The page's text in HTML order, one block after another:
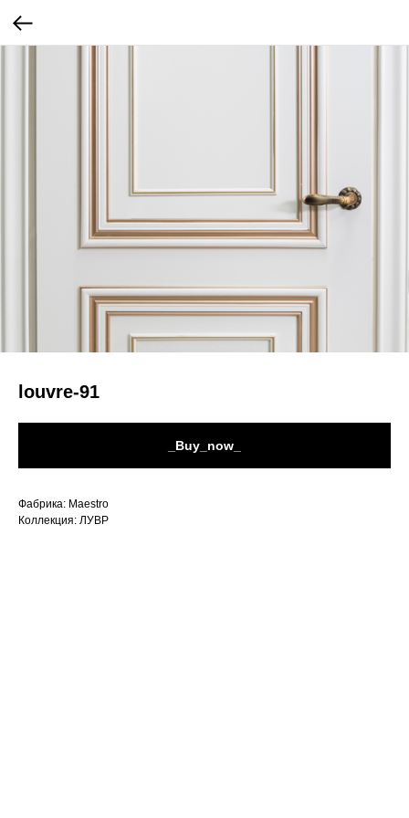
louvre-91
_Buy_now_
Фабрика: Maestro
Коллекция: ЛУВР